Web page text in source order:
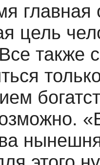
главная
цель
также